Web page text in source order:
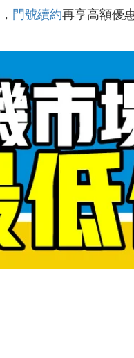
， 門號續約再享高額優